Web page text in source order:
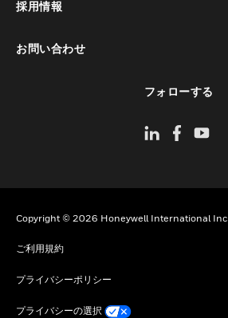
採用情報
お問い合わせ
フォローする
Copyright © 2026 Honeywell International Inc
ご利用規約
プライバシーポリシー
プライバシーの選択